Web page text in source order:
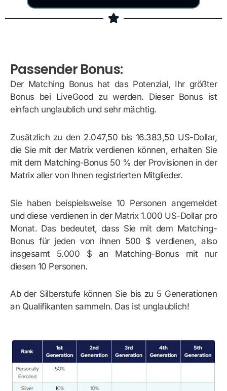
Passender Bonus:
Der Matching Bonus hat das Potenzial, Ihr größter
Bonus bei LiveGood zu werden. Dieser Bonus ist
einfach unglaublich und sehr mächtig.
Zusätzlich zu den 2.047,50 bis 16.383,50 US-Dollar,
die Sie mit der Matrix verdienen können, erhalten Sie
mit dem Matching-Bonus 50 % der Provisionen in der
Matrix aller von Ihnen registrierten Mitglieder.
Sie haben beispielsweise 10 Personen angemeldet
und diese verdienen in der Matrix 1.000 US-Dollar pro
Monat. Das bedeutet, dass Sie mit dem Matching-
Bonus für jeden von ihnen 500 $ verdienen, also
insgesamt 5.000 $ an Matching-Bonus mit nur
diesen 10 Personen.
Ab der Silberstufe können Sie bis zu 5 Generationen
an Qualifikanten sammeln. Das ist unglaublich!